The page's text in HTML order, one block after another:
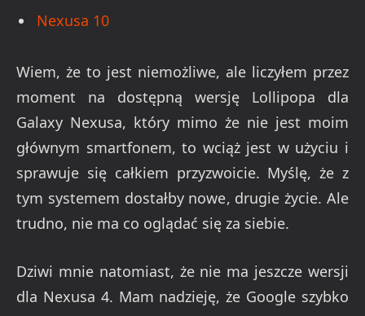
Nexusa 10
Wiem, że to jest niemożliwe, ale liczyłem przez
moment na dostępną wersję Lollipopa dla
Galaxy Nexusa, który mimo że nie jest moim
głównym smartfonem, to wciąż jest w użyciu i
sprawuje się całkiem przyzwoicie. Myślę, że z
tym systemem dostałby nowe, drugie życie. Ale
trudno, nie ma co oglądać się za siebie.
Dziwi mnie natomiast, że nie ma jeszcze wersji
dla Nexusa 4. Mam nadzieję, że Google szybko